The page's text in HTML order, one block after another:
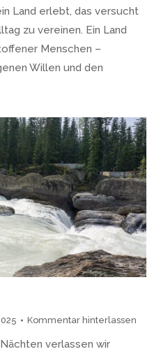
Land erlebt, das versucht
zu vereinen. Ein Land
Menschen –
Willen und den
Kommentar hinterlassen
verlassen wir